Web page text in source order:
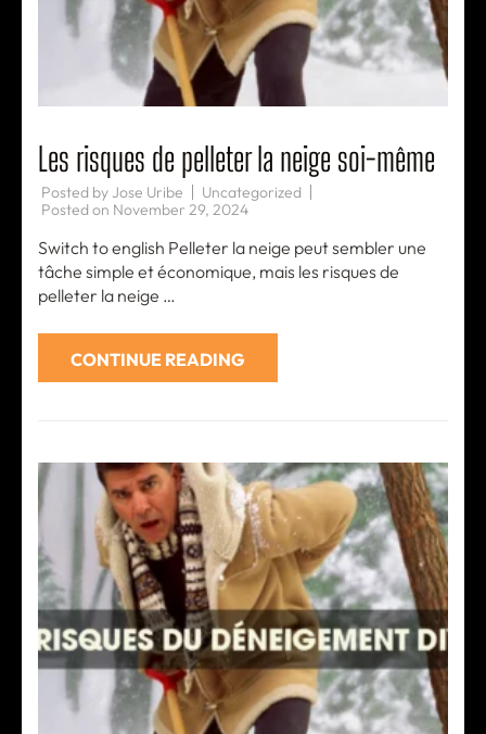
Les risques de pelleter la neige soi-même
Posted by Jose Uribe
Uncategorized
Posted on November 29, 2024
Switch to english Pelleter la neige peut sembler une
tâche simple et économique, mais les risques de
pelleter la neige …
CONTINUE READING